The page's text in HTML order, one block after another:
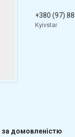
+380 (97)
Kyivstar
за домовленістю